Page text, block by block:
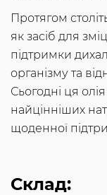
Протягом
як засіб для
підтримки
організму та
Сьогодні ця
найцінніших
щоденної
Склад: